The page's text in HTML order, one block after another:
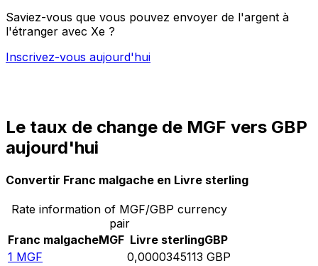
Saviez-vous que vous pouvez envoyer de l'argent à
l'étranger avec Xe ?
Inscrivez-vous aujourd'hui
Le taux de change de MGF vers GBP
aujourd'hui
Convertir Franc malgache en Livre sterling
Rate information of MGF/GBP currency
pair
Franc malgacheMGF Livre sterlingGBP
1 MGF 0,0000345113 GBP